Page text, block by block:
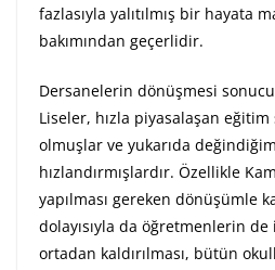
fazlasıyla yalıtılmış bir hayata
bakımından geçerlidir.
Dersanelerin dönüşmesi
Liseler, hızla piyasalaşan eğitim
olmuşlar ve yukarıda
hızlandırmışlardır. Özellikle
yapılması gereken dönüşümle
dolayısıyla da öğretmenlerin
ortadan kaldırılması, bütün